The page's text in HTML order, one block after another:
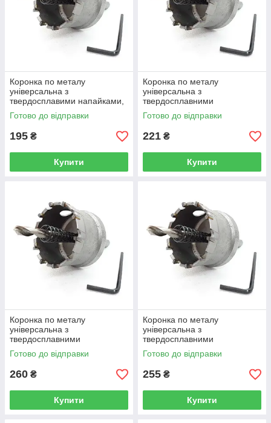
Коронка по металу
універсальна з
твердосплавими напайками,
Rapide 22 мм (R0423)
Готово до відправки
195 ₴
Купити
Коронка по металу
універсальна з
твердосплавними
напайками, Rapide 25 мм
(RU-25)
Готово до відправки
221 ₴
Купити
Коронка по металу
універсальна з
твердосплавними
напайками, Rapide 28 мм
(R0425)
Готово до відправки
260 ₴
Купити
Коронка по металу
універсальна з
твердосплавними
напайками, Rapide 30 мм
(R0426)
Готово до відправки
255 ₴
Купити